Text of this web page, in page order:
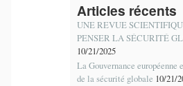
Articles récents
UNE REVUE
PENSER LA SÉCURITÉ
10/21/2025
La Gouvernance européenne
de la sécurité globale 10/21/